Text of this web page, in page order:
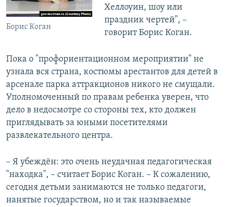
Борис Коган
Хеллоуин, шоу или
праздник чертей", –
говорит Борис Коган.
Пока о "профориентационном мероприятии" не
узнала вся страна, костюмы арестантов для детей в
арсенале парка аттракционов никого не смущали.
Уполномоченный по правам ребенка уверен, что
дело в недосмотре со стороны тех, кто должен
приглядывать за юными посетителями
развлекательного центра.
– Я убеждён: это очень неудачная педагогическая
"находка", – считает Борис Коган. – К сожалению,
сегодня детьми занимаются не только педагоги,
нанятые государством, но и так называемые